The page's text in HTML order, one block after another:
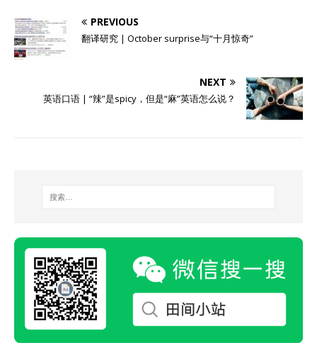
PREVIOUS
翻译研究 | October surprise与“十月惊奇”
NEXT
英语口语 | “辣”是spicy，但是“麻”英语怎么说？